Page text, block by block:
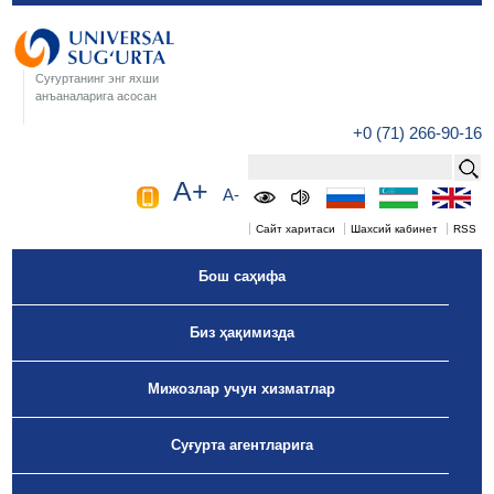
Суғуртанинг энг яхши
анъаналарига асосан
+0 (71) 266-90-16
A+ A-
Сайт харитаси Шахсий кабинет RSS
Бош саҳифа
Биз ҳақимизда
Мижозлар учун хизматлар
Суғурта агентларига